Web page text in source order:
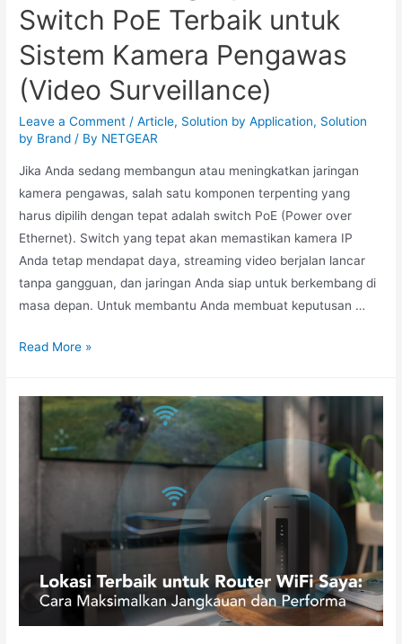
Switch PoE Terbaik untuk
Sistem Kamera Pengawas
(Video Surveillance)
Leave a Comment /Article, Solution by Application, Solution
by Brand / By NETGEAR
Jika Anda sedang membangun atau meningkatkan jaringan
kamera pengawas, salah satu komponen terpenting yang
harus dipilih dengan tepat adalah switch PoE (Power over
Ethernet). Switch yang tepat akan memastikan kamera IP
Anda tetap mendapat daya, streaming video berjalan lancar
tanpa gangguan, dan jaringan Anda siap untuk berkembang di
masa depan. Untuk membantu Anda membuat keputusan …
Read More »